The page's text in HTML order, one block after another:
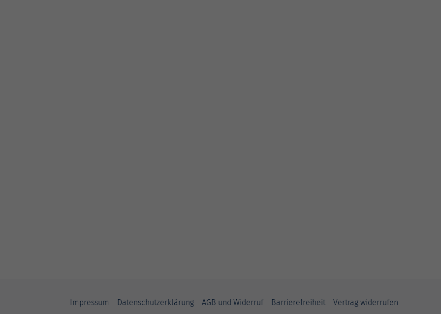
Impressum Datenschutzerklärung AGB und Widerruf Barrierefreiheit Vertrag widerrufen